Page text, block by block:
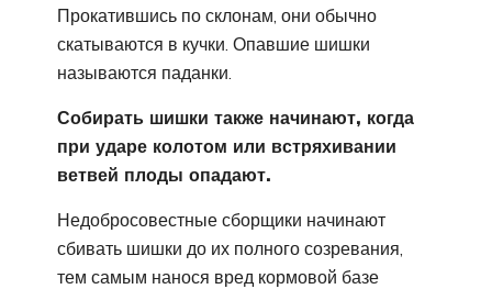
Прокатившись по склонам, они обычно
скатываются в кучки. Опавшие шишки
называются паданки.
Собирать шишки также начинают, когда
при ударе колотом или встряхивании
ветвей плоды опадают.
Недобросовестные сборщики начинают
сбивать шишки до их полного созревания,
тем самым нанося вред кормовой базе